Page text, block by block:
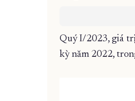
Quý I/2023, giá
kỳ năm 2022,